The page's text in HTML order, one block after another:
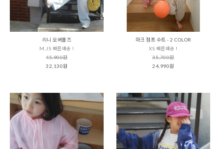
리니 오버롤즈
M,JS 빠른배송 !
45,900원
32,130원
마크 점프 수트 - 2 COLOR
XS 빠른배송 !
35,700원
24,990원